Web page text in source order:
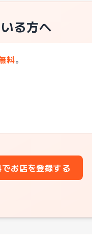
る方へ
料。
お店を登録する